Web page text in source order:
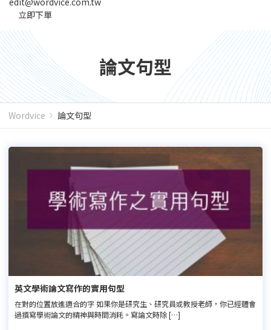
立即下單
論文句型
Wordvice 論文句型
英文學術論文寫作的實用句型
在對的位置放進適合的字 如果你是研究生、研究員或教授老師，你已經體會
過撰寫學術論文的精神與時間消耗。寫論文時除 […]